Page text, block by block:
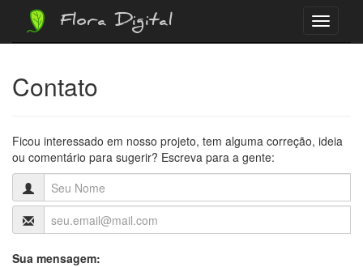
Menu
Flora Digital
Contato
Ficou interessado em nosso projeto, tem alguma correção, ideia
ou comentário para sugerir? Escreva para a gente:
Sua mensagem: